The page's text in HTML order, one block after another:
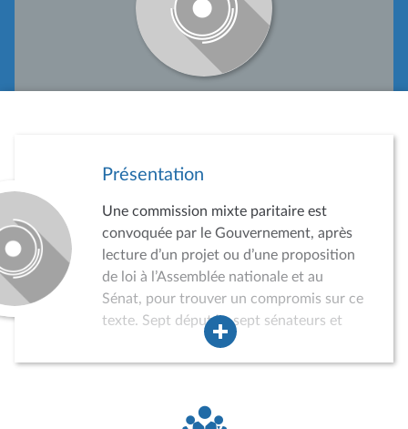
Présentation
Une commission mixte paritaire est
convoquée par le Gouvernement, après
lecture d’un projet ou d’une proposition
de loi à l’Assemblée nationale et au
Sénat, pour trouver un compromis sur ce
texte. Sept députés, sept sénateurs et
autant de suppléants sont convoqués
par le Gouvernement. En cas d’accord,
Sans accord, le texte peut faire l’objet